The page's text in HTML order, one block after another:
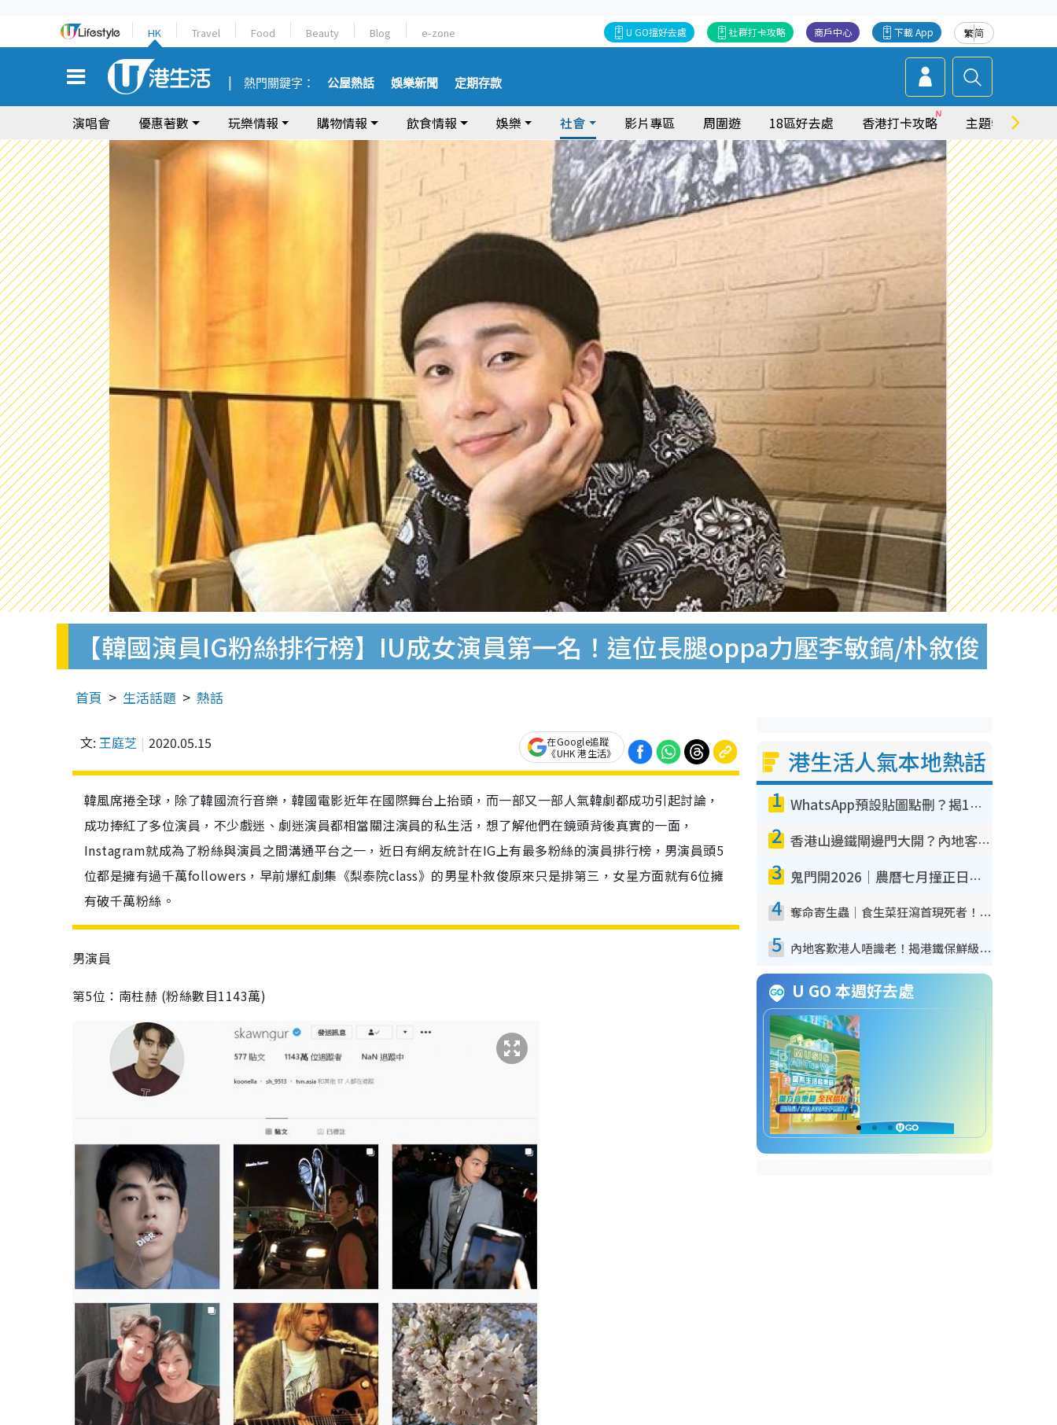
HK Travel Food Beauty Blog e-zone 繁简
下載 App
商戶中心
社群打卡攻略
U GO搵好去處
熱門關鍵字： 公屋熱話 娛樂新聞 定期存款
演唱會 優惠著數 玩樂情報 購物情報 飲食情報 娛樂 社會 影片專區 周圍遊 18區好去處 香港打卡攻略 主題特集
【韓國演員IG粉絲排行榜】IU成女演員第一名！這位長腿oppa力壓李敏鎬/朴敘俊
首頁 生活話題 熱話
文: 王庭芝 2020.05.15
在Google追蹤
《UHK 港生活》
韓風席捲全球，除了韓國流行音樂，韓國電影近年在國際舞台上抬頭，而一部又一部人氣韓劇都成功引起討論，
成功捧紅了多位演員，不少戲迷、劇迷演員都相當關注演員的私生活，想了解他們在鏡頭背後真實的一面，
Instagram就成為了粉絲與演員之間溝通平台之一，近日有網友統計在IG上有最多粉絲的演員排行榜，男演員頭5
位都是擁有過千萬followers，早前爆紅劇集《梨泰院class》的男星朴敘俊原來只是排第三，女星方面就有6位擁
有破千萬粉絲。
男演員
第5位：南柱赫 (粉絲數目1143萬)
港生活人氣本地熱話
1 WhatsApp預設貼圖點刪？揭1招「反向操作」還原簡潔介面 附3步實測教學
2 香港山邊鐵閘邊門大開？內地客困惑意義何在！網民神回覆：呢種叫法理性防禦
3 鬼門開2026｜農曆七月撞正日全食特別邪？專家警告切忌做一事！揭4大禁忌+2招保平安
4 奪命寄生蟲｜食生菜狂瀉首現死者！疫潮惡化錄1.8萬宗病例 揭洗菜3大謬誤
5 內地客歎港人唔識老！揭港鐵保鮮級冷氣 港人求放過：咪投訴
U GO 本週好去處